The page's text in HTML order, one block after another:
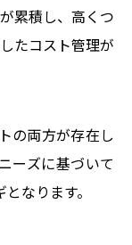
累積し、高くつ
たコスト管理が
の両方が存在し
ーズに基づいて
なります。